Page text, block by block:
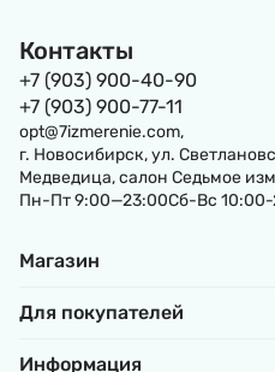
Контакты
+7 (903) 900-40-90
+7 (903) 900-77-11
opt@7izmerenie.com,
г. Новосибирск, ул.
Медведица, салон Седьмое
Пн-Пт 9:00—23:00Сб-Вс
Магазин
Для покупателей
Информация